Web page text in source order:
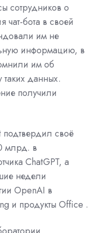
сотрудников о
чат-бота в своей
им не
информацию, в
им об
таких данных.
получили
подтвердил своё
млрд. в
ChatGPT, а
недели
OpenAI в
и продукты Office .